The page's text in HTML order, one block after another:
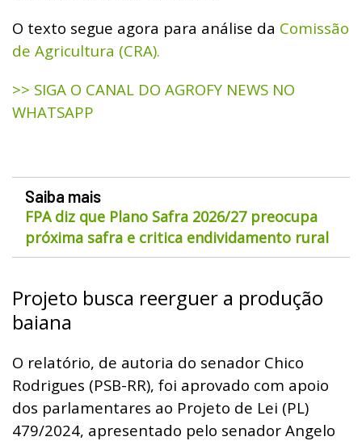
O texto segue agora para análise da Comissão
de Agricultura (CRA).
>> SIGA O CANAL DO AGROFY NEWS NO
WHATSAPP
Saiba mais
FPA diz que Plano Safra 2026/27 preocupa
próxima safra e critica endividamento rural
Projeto busca reerguer a produção
baiana
O relatório, de autoria do senador Chico
Rodrigues (PSB-RR), foi aprovado com apoio
dos parlamentares ao Projeto de Lei (PL)
479/2024, apresentado pelo senador Angelo